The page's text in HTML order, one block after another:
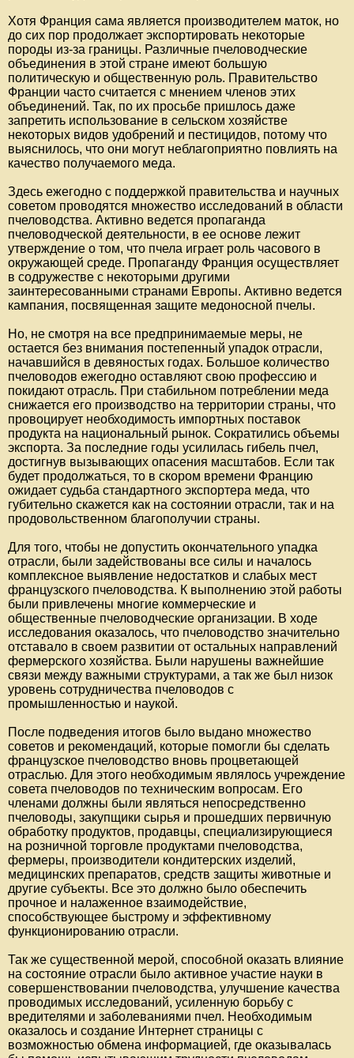
Хотя Франция сама является производителем маток, но
до сих пор продолжает экспортировать некоторые
породы из-за границы. Различные пчеловодческие
объединения в этой стране имеют большую
политическую и общественную роль. Правительство
Франции часто считается с мнением членов этих
объединений. Так, по их просьбе пришлось даже
запретить использование в сельском хозяйстве
некоторых видов удобрений и пестицидов, потому что
выяснилось, что они могут неблагоприятно повлиять на
качество получаемого меда.
Здесь ежегодно с поддержкой правительства и научных
советом проводятся множество исследований в области
пчеловодства. Активно ведется пропаганда
пчеловодческой деятельности, в ее основе лежит
утверждение о том, что пчела играет роль часового в
окружающей среде. Пропаганду Франция осуществляет
в содружестве с некоторыми другими
заинтересованными странами Европы. Активно ведется
кампания, посвященная защите медоносной пчелы.
Но, не смотря на все предпринимаемые меры, не
остается без внимания постепенный упадок отрасли,
начавшийся в девяностых годах. Большое количество
пчеловодов ежегодно оставляют свою профессию и
покидают отрасль. При стабильном потреблении меда
снижается его производство на территории страны, что
провоцирует необходимость импортных поставок
продукта на национальный рынок. Сократились объемы
экспорта. За последние годы усилилась гибель пчел,
достигнув вызывающих опасения масштабов. Если так
будет продолжаться, то в скором времени Францию
ожидает судьба стандартного экспортера меда, что
губительно скажется как на состоянии отрасли, так и на
продовольственном благополучии страны.
Для того, чтобы не допустить окончательного упадка
отрасли, были задействованы все силы и началось
комплексное выявление недостатков и слабых мест
французского пчеловодства. К выполнению этой работы
были привлечены многие коммерческие и
общественные пчеловодческие организации. В ходе
исследования оказалось, что пчеловодство значительно
отставало в своем развитии от остальных направлений
фермерского хозяйства. Были нарушены важнейшие
связи между важными структурами, а так же был низок
уровень сотрудничества пчеловодов с
промышленностью и наукой.
После подведения итогов было выдано множество
советов и рекомендаций, которые помогли бы сделать
французское пчеловодство вновь процветающей
отраслью. Для этого необходимым являлось учреждение
совета пчеловодов по техническим вопросам. Его
членами должны были являться непосредственно
пчеловоды, закупщики сырья и прошедших первичную
обработку продуктов, продавцы, специализирующиеся
на розничной торговле продуктами пчеловодства,
фермеры, производители кондитерских изделий,
медицинских препаратов, средств защиты животные и
другие субъекты. Все это должно было обеспечить
прочное и налаженное взаимодействие,
способствующее быстрому и эффективному
функционированию отрасли.
Так же существенной мерой, способной оказать влияние
на состояние отрасли было активное участие науки в
совершенствовании пчеловодства, улучшение качества
проводимых исследований, усиленную борьбу с
вредителями и заболеваниями пчел. Необходимым
оказалось и создание Интернет страницы с
возможностью обмена информацией, где оказывалась